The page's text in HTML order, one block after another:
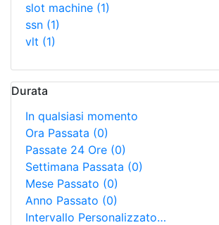
slot machine (1)
ssn (1)
vlt (1)
Durata
In qualsiasi momento
Ora Passata (0)
Passate 24 Ore (0)
Settimana Passata (0)
Mese Passato (0)
Anno Passato (0)
Intervallo Personalizzato…